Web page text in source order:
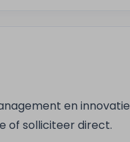
en innovatie
of solliciteer direct.